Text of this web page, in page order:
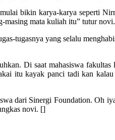
bikin karya-karya seperti
masing mata kuliah itu” tutur novi.
tugasnya yang selalu
Di saat mahasiswa
itu kayak panci tadi kan
dari Sinergi Foundation.
novi. []